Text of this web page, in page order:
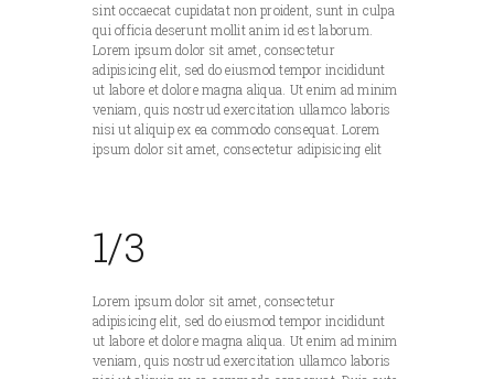
sint occaecat cupidatat non proident, sunt in culpa
qui officia deserunt mollit anim id est laborum.
Lorem ipsum dolor sit amet, consectetur
adipisicing elit, sed do eiusmod tempor incididunt
ut labore et dolore magna aliqua. Ut enim ad minim
veniam, quis nostrud exercitation ullamco laboris
nisi ut aliquip ex ea commodo consequat. Lorem
ipsum dolor sit amet, consectetur adipisicing elit
1/3
Lorem ipsum dolor sit amet, consectetur
adipisicing elit, sed do eiusmod tempor incididunt
ut labore et dolore magna aliqua. Ut enim ad minim
veniam, quis nostrud exercitation ullamco laboris